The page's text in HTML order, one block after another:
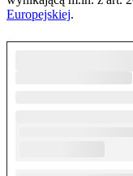
Europejskiej.